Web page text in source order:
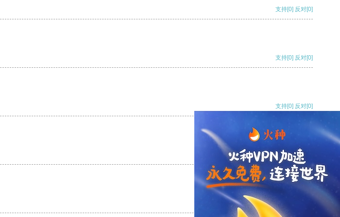
支持[0] 反对[0]
支持[0] 反对[0]
支持[0] 反对[0]
支持[0] 反对
支持